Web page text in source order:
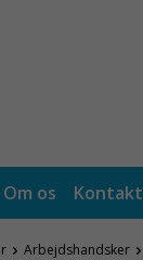
Om os Kontakt
Arbejdshandsker